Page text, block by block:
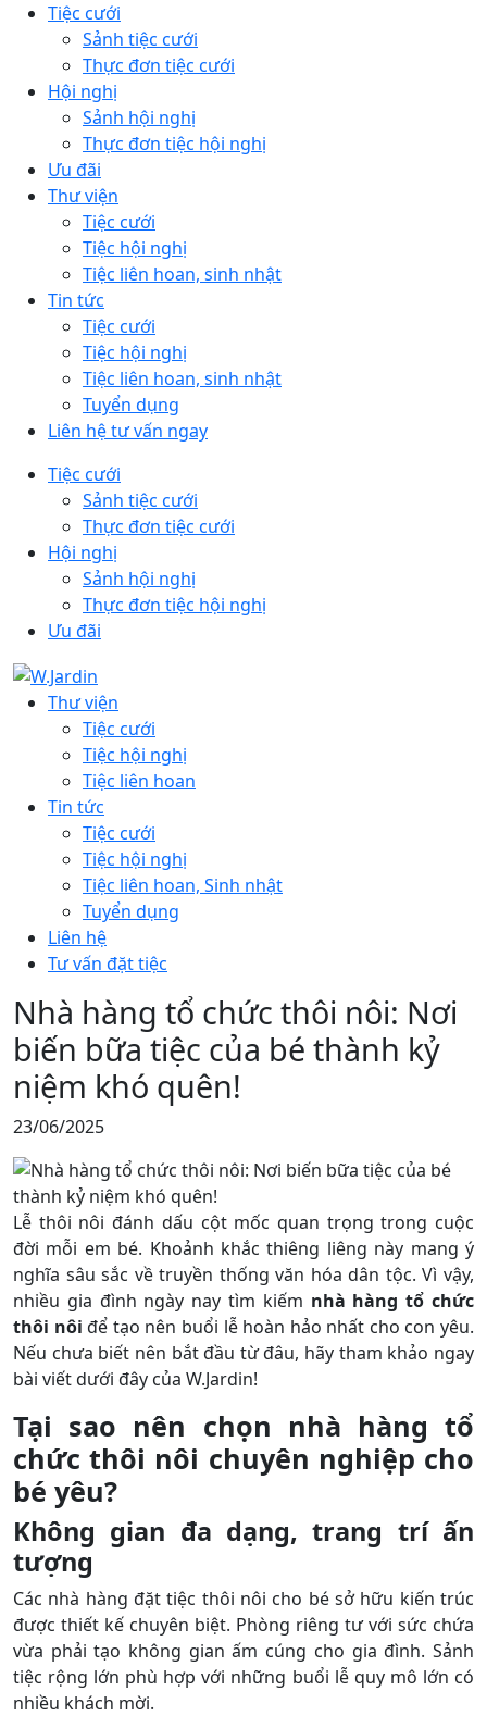
Tiệc cưới
Sảnh tiệc cưới
Thực đơn tiệc cưới
Hội nghị
Sảnh hội nghị
Thực đơn tiệc hội nghị
Ưu đãi
Thư viện
Tiệc cưới
Tiệc hội nghị
Tiệc liên hoan, sinh nhật
Tin tức
Tiệc cưới
Tiệc hội nghị
Tiệc liên hoan, sinh nhật
Tuyển dụng
Liên hệ tư vấn ngay
Tiệc cưới
Sảnh tiệc cưới
Thực đơn tiệc cưới
Hội nghị
Sảnh hội nghị
Thực đơn tiệc hội nghị
Ưu đãi
Thư viện
Tiệc cưới
Tiệc hội nghị
Tiệc liên hoan
Tin tức
Tiệc cưới
Tiệc hội nghị
Tiệc liên hoan, Sinh nhật
Tuyển dụng
Liên hệ
Tư vấn đặt tiệc
Nhà hàng tổ chức thôi nôi: Nơi
biến bữa tiệc của bé thành kỷ
niệm khó quên!
23/06/2025
Lễ thôi nôi đánh dấu cột mốc quan trọng trong cuộc
đời mỗi em bé. Khoảnh khắc thiêng liêng này mang ý
nghĩa sâu sắc về truyền thống văn hóa dân tộc. Vì vậy,
nhiều gia đình ngày nay tìm kiếm nhà hàng tổ chức
thôi nôi để tạo nên buổi lễ hoàn hảo nhất cho con yêu.
Nếu chưa biết nên bắt đầu từ đâu, hãy tham khảo ngay
bài viết dưới đây của W.Jardin!
Tại sao nên chọn nhà hàng tổ
chức thôi nôi chuyên nghiệp cho
bé yêu?
Không gian đa dạng, trang trí ấn
tượng
Các nhà hàng đặt tiệc thôi nôi cho bé sở hữu kiến trúc
được thiết kế chuyên biệt. Phòng riêng tư với sức chứa
vừa phải tạo không gian ấm cúng cho gia đình. Sảnh
tiệc rộng lớn phù hợp với những buổi lễ quy mô lớn có
nhiều khách mời.